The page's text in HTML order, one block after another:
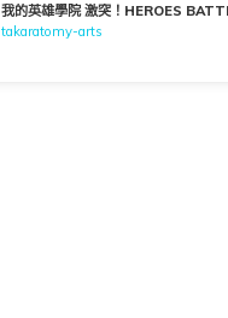
我的英雄學院 激突！HEROES
takaratomy-arts